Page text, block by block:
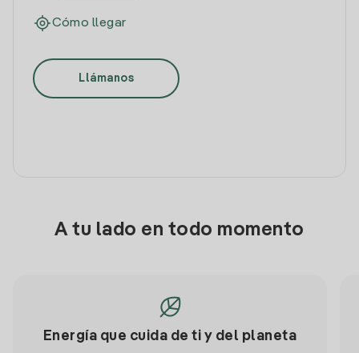
Cómo llegar
Llámanos
A tu lado en todo momento
Energía que cuida de ti y del planeta